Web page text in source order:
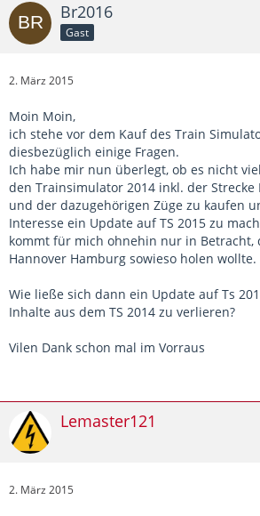
Br2016
Gast
2. März 2015
Moin Moin,
ich stehe vor dem Kauf des Train
diesbezüglich einige Fragen.
Ich habe mir nun überlegt, ob es nicht
den Trainsimulator 2014 inkl. der Strecke
und der dazugehörigen Züge zu kaufen
Interesse ein Update auf TS 2015 zu
kommt für mich ohnehin nur in Betracht,
Hannover Hamburg sowieso holen wollte.
Wie ließe sich dann ein Update auf Ts
Inhalte aus dem TS 2014 zu verlieren?
Vilen Dank schon mal im Vorraus
Lemaster121
2. März 2015